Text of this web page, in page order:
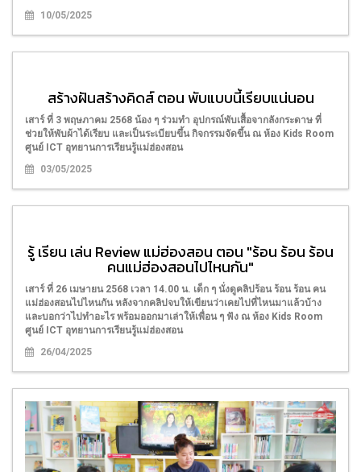
10/05/2025
สร้างฝันสร้างคิดส์ ตอน พับแบบนี้เรียบแน่นอน
เสาร์ ที่ 3 พฤษภาคม 2568 น้อง ๆ ร่วมทำ​ อุปกรณ์พับเสื้อจากลังกระดาษ ที่
ช่วยให้พับผ้าได้เรียบ และเป็นระเบียบขึ้น กิจกรรมจัดขึ้น ณ ห้อง Kids Room
ศูนย์ ICT อุทยานการเรียนรู้แม่ฮ่องสอน
03/05/2025
รู้ เรียน เล่น Review แม่ฮ่องสอน ตอน "ร้อน ร้อน ร้อน
คนแม่ฮ่องสอนไปไหนกัน"
เสาร์ ที่ 26 เมษายน 2568 เวลา 14.00 น. เด็ก ๆ นั่งดูคลิปร้อน ร้อน ร้อน คน
แม่ฮ่องสอนไปไหนกัน หลังจากคลิปจบให้เขียนว่าเคยไปที่ไหนมาแล้วบ้าง
และบอกว่าไปทำอะไร พร้อมออกมาเล่าให้เพื่อน ๆ ฟัง ณ ห้อง Kids Room
ศูนย์ ICT อุทยานการเรียนรู้แม่ฮ่องสอน
26/04/2025